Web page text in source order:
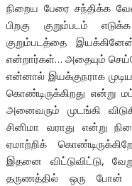
நிறைய பேரை சந்திக்க
பிறகு குறும்படம்
குறும்படத்தை
என்றார்கள்… அதையும்
என்னால் இயக்குநராக
கொண்டிருக்கிறது என்று
அனைவரும் முடங்கி
சினிமா வராது என்று
ஏமாற்றிக்
இதனை விட்டுவிட்டு,
தருணத்தில் ஒரு போன்